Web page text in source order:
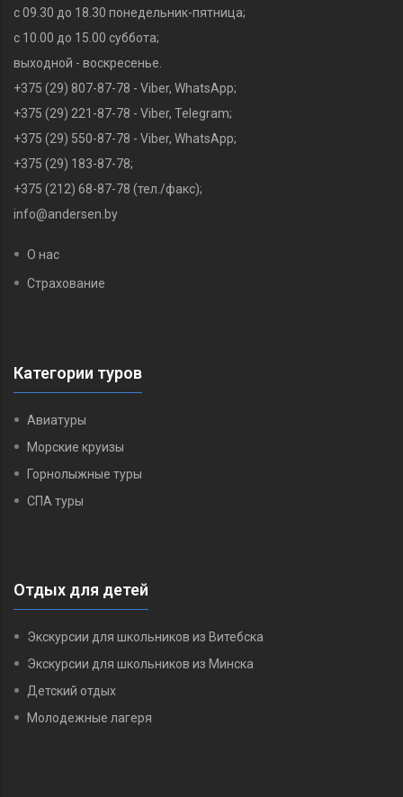
с 09.30 до 18.30 понедельник-пятница;
с 10.00 до 15.00 суббота;
выходной - воскресенье.
+375 (29) 807-87-78 - Viber, WhatsApp;
+375 (29) 221-87-78‬ - Viber, Telegram;
+375 (29) 550-87-78 - Viber, WhatsApp;
+375 (29) 183-87-78‬;
+375 (212) 68-87-78 (тел./факс);
info@andersen.by
О нас
Страхование
Категории туров
Авиатуры
Морские круизы
Горнолыжные туры
СПА туры
Отдых для детей
Экскурсии для школьников из Витебска
Экскурсии для школьников из Минска
Детский отдых
Молодежные лагеря